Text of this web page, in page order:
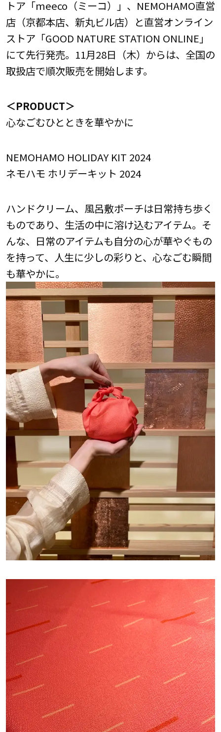
トア「meeco（ミーコ）」、NEMOHAMO直営
店（京都本店、新丸ビル店）と直営オンライン
ストア「GOOD NATURE STATION ONLINE」
にて先行発売。11月28日（木）からは、全国の
取扱店で順次販売を開始します。
＜PRODUCT＞
心なごむひとときを華やかに
NEMOHAMO HOLIDAY KIT 2024
ネモハモ ホリデーキット 2024
ハンドクリーム、風呂敷ポーチは日常持ち歩く
ものであり、生活の中に溶け込むアイテム。そ
んな、日常のアイテムも自分の心が華やぐもの
を持って、人生に少しの彩りと、心なごむ瞬間
も華やかに。